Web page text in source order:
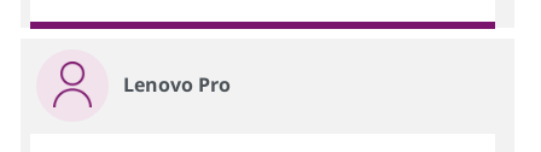
Lenovo Pro